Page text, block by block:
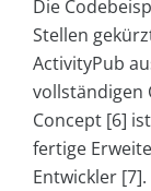
Die
Stellen
ActivityPub
vollständigen
Concept [6]
fertige
Entwickler [7].